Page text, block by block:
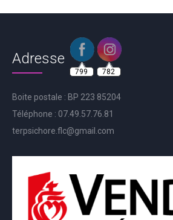
Adresse
Boite postale : BP 223 85204
Téléphone : 07.49.57.76.81
terpsichore.flc@gmail.com
799 782